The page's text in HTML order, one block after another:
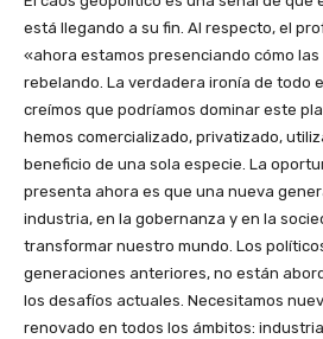
está llegando a su fin. Al respecto, el
«ahora estamos presenciando cómo
rebelando. La verdadera ironía de todo
creímos que podríamos dominar este
hemos comercializado, privatizado,
beneficio de una sola especie. La
presenta ahora es que una nueva
industria, en la gobernanza y en la
transformar nuestro mundo. Los
generaciones anteriores, no están
los desafíos actuales. Necesitamos
renovado en todos los ámbitos: